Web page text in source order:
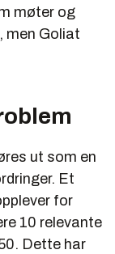
møter og
men Goliat
ut som en
Et
for
10 relevante
Dette har